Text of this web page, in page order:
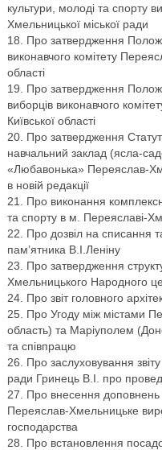
культури, молоді та спорту
Хмельницької міської ради
18. Про затвердження
виконавчого комітету
області
19. Про затвердження
виборців виконавчого
Київської області
20. Про затвердження
навчальний заклад (ясла-
«Любавонька» Переяслав-
в новій редакції
21. Про виконання
та спорту в м. Переяславі-
22. Про дозвіл на списання
пам’ятника В.І.Леніну
23. Про затвердження
Хмельницького Народного
24. Про звіт головного
25. Про Угоду між містами
область) та Маріуполем
та співпрацю
26. Про заслуховування
ради Гринець В.І. про
27. Про внесення доповнень
Переяслав-Хмельницьке
господарства
28. Про встановлення